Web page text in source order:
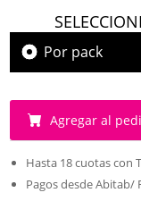
Por pack
Agregar al
Hasta 18 cuotas con
Pagos desde Abitab/